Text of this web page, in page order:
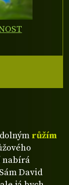
růžím
nabírá
David